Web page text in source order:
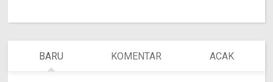
BARU KOMENTAR ACAK